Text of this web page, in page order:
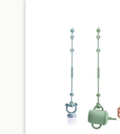
ce qui les rend parfaits pour
les bébés de 3 à 6 mois.
【Jouet de Dentition Parfait
pour Bébé de 3 à 6 Mois】
Laissez votre tout-petit
d’amusant et de sûr! Nos
jouets de dentition pour
ressemblent à de vraies
télécommandes, avec des
couleurs riches et des
conceptions de boutons
réalistes. Ils sont parfaits pour